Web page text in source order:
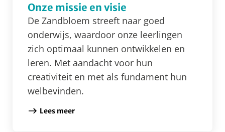
Onze missie en visie
De Zandbloem streeft naar goed
onderwijs, waardoor onze leerlingen
zich optimaal kunnen ontwikkelen en
leren. Met aandacht voor hun
creativiteit en met als fundament hun
welbevinden.
Lees meer